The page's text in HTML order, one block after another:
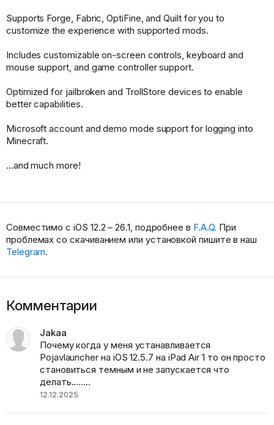
Supports Forge, Fabric, OptiFine, and Quilt for you to
customize the experience with supported mods.
Includes customizable on-screen controls, keyboard and
mouse support, and game controller support.
Optimized for jailbroken and TrollStore devices to enable
better capabilities.
Microsoft account and demo mode support for logging into
Minecraft.
...and much more!
Совместимо с iOS 12.2 – 26.1, подробнее в F.A.Q. При
проблемах со скачиванием или установкой пишите в наш
Telegram.
Комментарии
Jakaa
Почему когда у меня устанавливается
Pojavlauncher на iOS 12.5.7 на iPad Air 1 то он просто
становиться темным и не запускается что
делать........
12.12.2025